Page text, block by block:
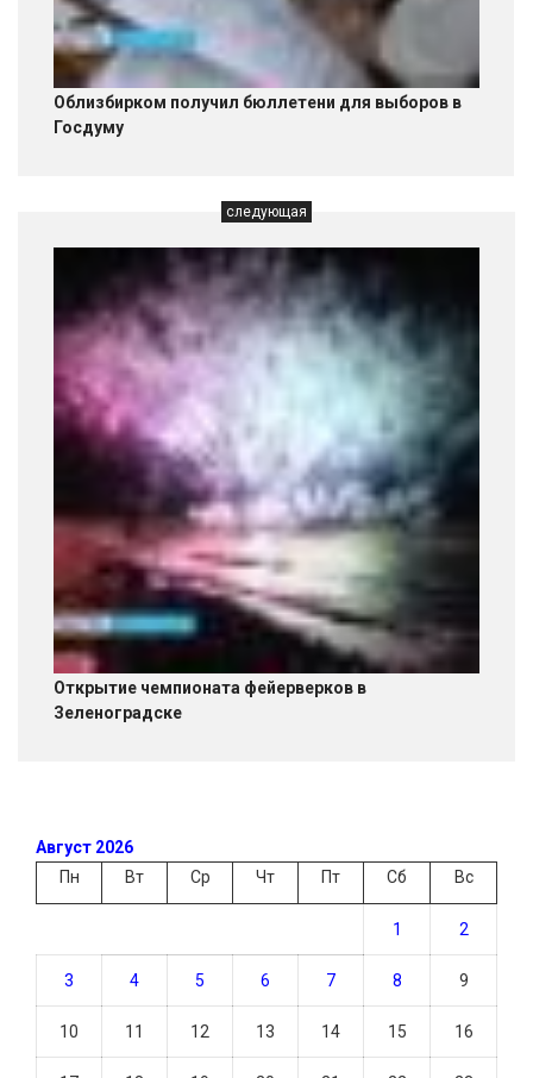
Облизбирком получил бюллетени для выборов в
Госдуму
следующая
Открытие чемпионата фейерверков в
Зеленоградске
Август 2026
Пн
Вт Ср Чт Пт Сб Вс
1 2
3 4 5 6 7 8 9
10 11 12 13 14 15 16